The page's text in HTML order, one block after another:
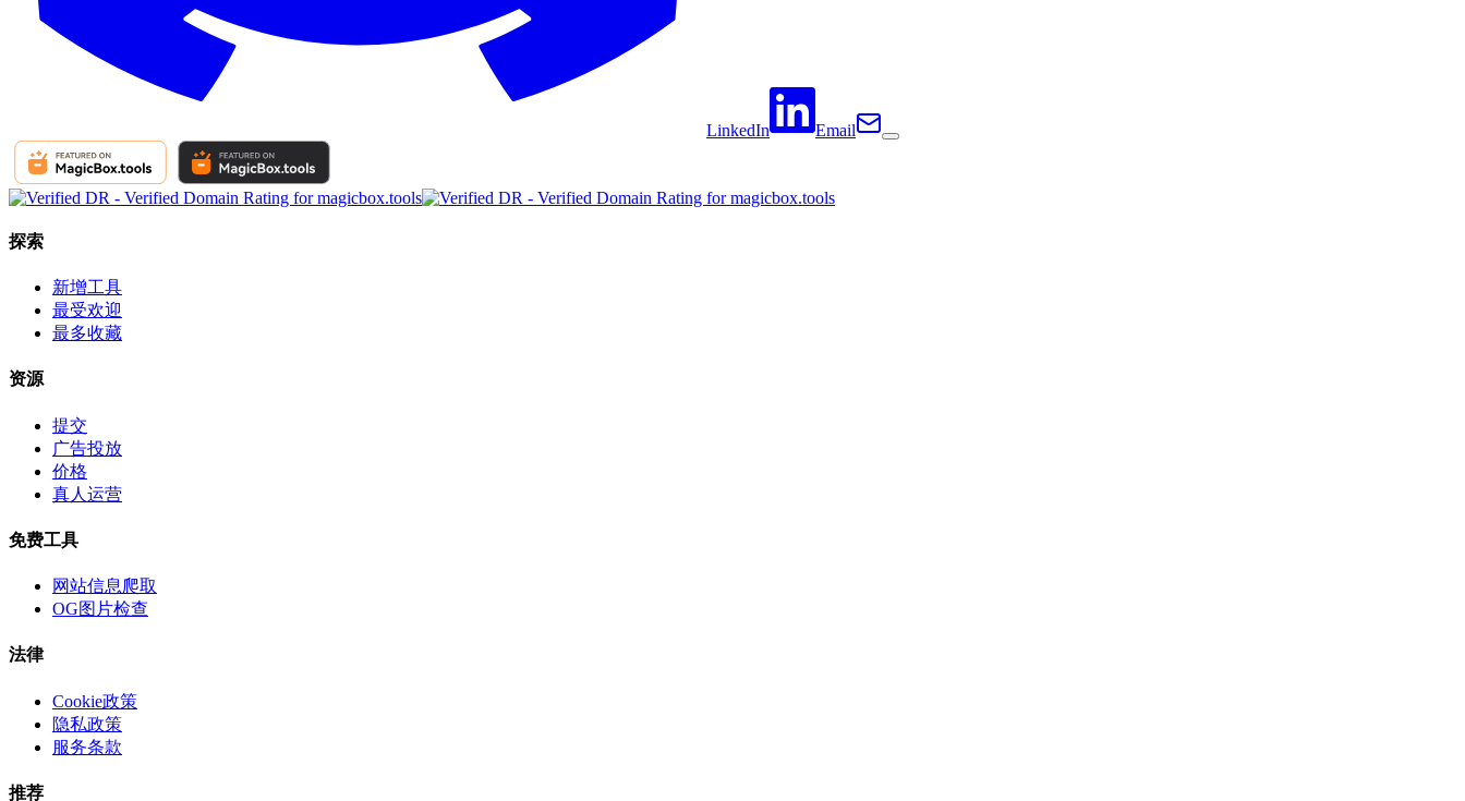
LinkedIn Email
探索
新增工具
最受欢迎
最多收藏
资源
提交
广告投放
价格
真人运营
免费工具
网站信息爬取
OG图片检查
法律
Cookie政策
隐私政策
服务条款
推荐